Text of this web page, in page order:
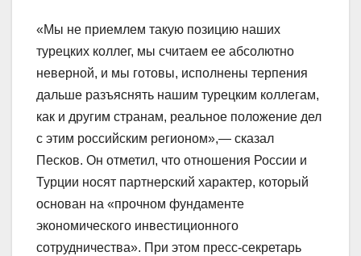
«Мы не приемлем такую позицию наших
турецких коллег, мы считаем ее абсолютно
неверной, и мы готовы, исполнены терпения
дальше разъяснять нашим турецким коллегам,
как и другим странам, реальное положение дел
с этим российским регионом»,— сказал
Песков. Он отметил, что отношения России и
Турции носят партнерский характер, который
основан на «прочном фундаменте
экономического инвестиционного
сотрудничества». При этом пресс-секретарь